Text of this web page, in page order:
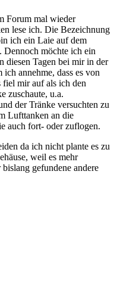
Forum mal wieder
lese ich. Die Bezeichnung
ich ein Laie auf dem
möchte ich ein
diesen Tagen bei mir in der
annehme, dass es von
fiel mir auf als ich den
zuschaute, u.a.
der Tränke versuchten zu
Lufttanken an die
auch fort- oder zuflogen.
da ich nicht plante es zu
weil es mehr
gefundene andere